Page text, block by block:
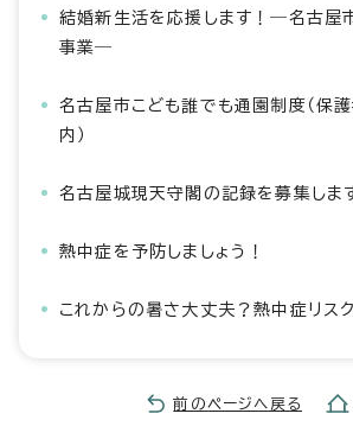
結婚新生活を応援します！―名古屋
事業―
名古屋市こども誰でも通園制度（保
内）
名古屋城現天守閣の記録を募集しま
熱中症を予防しましょう！
これからの暑さ大丈夫？熱中症リス
前のページへ戻る